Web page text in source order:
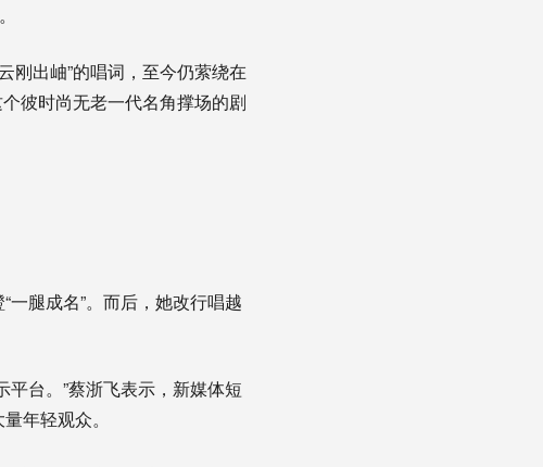
出岫”的唱词，至今仍萦绕在
彼时尚无老一代名角撑场的剧
腿成名”。而后，她改行唱越
台。”蔡浙飞表示，新媒体短
年轻观众。